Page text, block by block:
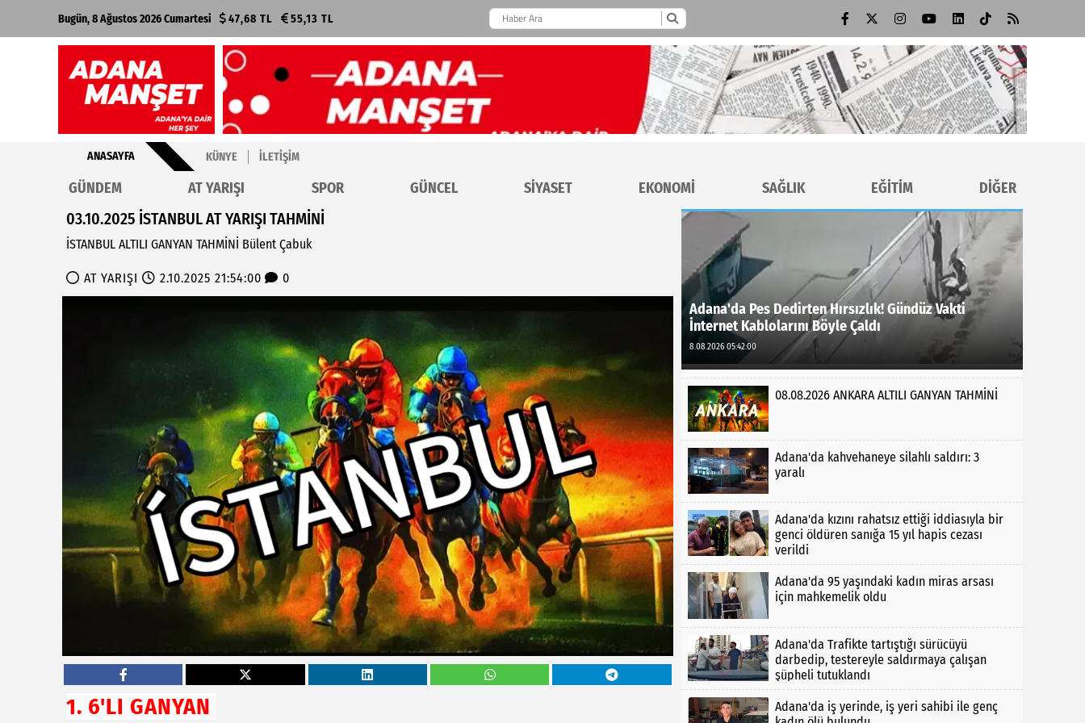
Bugün, 8 Ağustos 2026 Cumartesi 47,68 TL 55,13 TL
ANASAYFA KÜNYE İLETIŞIM
GÜNDEM AT YARIŞI SPOR GÜNCEL SİYASET EKONOMİ SAĞLIK EĞİTİM DİĞER
03.10.2025 İSTANBUL AT YARIŞI TAHMİNİ
İSTANBUL ALTILI GANYAN TAHMİNİ Bülent Çabuk
AT YARIŞI 2.10.2025 21:54:00 0
1. 6'LI GANYAN
Adana'da Pes Dedirten Hırsızlık! Gündüz Vakti
İnternet Kablolarını Böyle Çaldı
8.08.2026 05:42:00
08.08.2026 ANKARA ALTILI GANYAN TAHMİNİ
Adana'da kahvehaneye silahlı saldırı: 3
yaralı
Adana'da kızını rahatsız ettiği iddiasıyla bir
genci öldüren sanığa 15 yıl hapis cezası
verildi
Adana'da 95 yaşındaki kadın miras arsası
için mahkemelik oldu
Adana'da Trafikte tartıştığı sürücüyü
darbedip, testereyle saldırmaya çalışan
şüpheli tutuklandı
Adana'da iş yerinde, iş yeri sahibi ile genç